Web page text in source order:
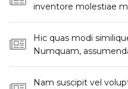
inventore molestiae
Hic quas modi
Numquam,
Nam suscipit vel